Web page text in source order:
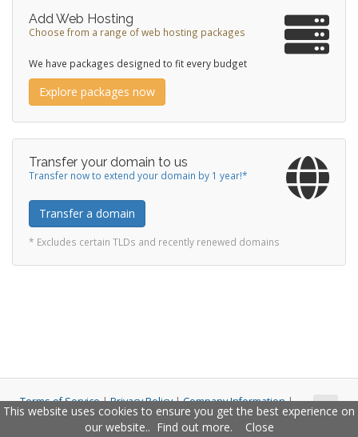
This website uses cookies to ensure you get the best experience on
our website.. Find out more. Close
Add Web Hosting
Choose from a range of web hosting packages
We have packages designed to fit every budget
Explore packages now
Transfer your domain to us
Transfer now to extend your domain by 1 year!*
Transfer a domain
* Excludes certain TLDs and recently renewed domains
Terms of Service|Privacy Policy|Company Information|
Copyright © 2011 - 2026 Closco Ltd. All Rights Reserved.